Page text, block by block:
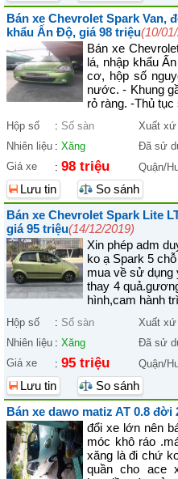
Bán xe Chevrolet Spark Van,
khẩu Ấn Độ, giá 98 triệu(10/
Bán xe
lá, nhập khẩu
cơ, hộp số
nước. - Khung
rỏ ràng. -Thủ tục
Hộp số : Số sàn Xuất xứ
Nhiên liệu : Xăng Đã sử
Giá xe
: 98 triệu Quận/
Lưu tin
So sánh
Bán xe Chevrolet Spark Lite
giá 95 triệu(14/12/2019)
Xin phép adm
ko ạ Spark 5
mua về sử dụng
thay 4
hình,cam hành
Hộp số : Số sàn Xuất xứ
Nhiên liệu : Xăng Đã sử
Giá xe
: 95 triệu Quận/
Lưu tin
So sánh
Bán xe dawo matiz AT 0.8 đời
đổi xe lớn nên
móc khô ráo
xăng là đi chứ
quần cho ace